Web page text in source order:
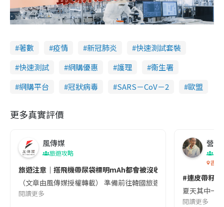
著數 疫情 新冠肺炎
快速測試套裝
快速測試
網購優惠 護理
衞生署
網購平台
冠狀病毒 SARS－CoV－2 歐盟
更多真實評價
風傳媒
旅遊攻略
旅遊注意｜搭飛機帶尿袋標明mAh都會被沒收😱出發前切記檢查
（文章由風傳媒授權轉載） 準備前往韓國旅遊的民眾，近期要
閱讀更多
營養
香港
#連皮帶籽
夏天其中一
閱讀更多